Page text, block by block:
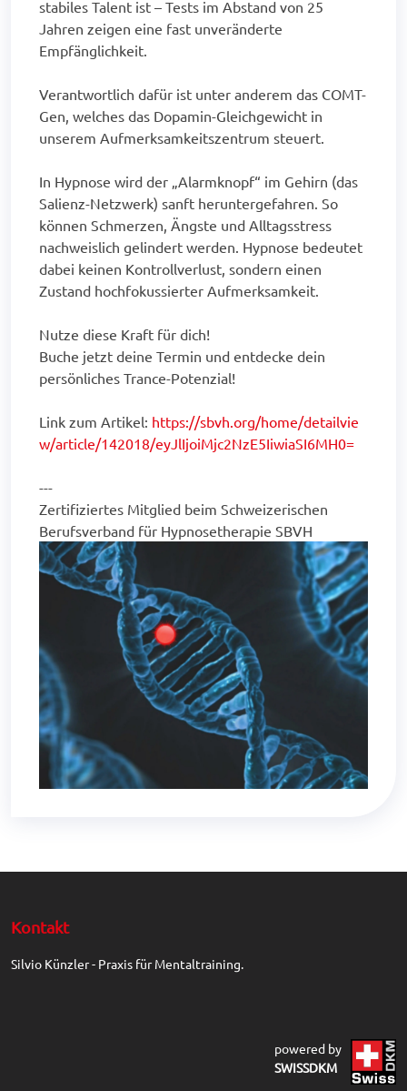
stabiles Talent ist – Tests im Abstand von 25
Jahren zeigen eine fast unveränderte
Empfänglichkeit.
Verantwortlich dafür ist unter anderem das COMT-
Gen, welches das Dopamin-Gleichgewicht in
unserem Aufmerksamkeitszentrum steuert.
In Hypnose wird der „Alarmknopf“ im Gehirn (das
Salienz-Netzwerk) sanft heruntergefahren. So
können Schmerzen, Ängste und Alltagsstress
nachweislich gelindert werden. Hypnose bedeutet
dabei keinen Kontrollverlust, sondern einen
Zustand hochfokussierter Aufmerksamkeit.
Nutze diese Kraft für dich!
Buche jetzt deine Termin und entdecke dein
persönliches Trance-Potenzial!
Link zum Artikel: https://sbvh.org/home/detailvie
w/article/142018/eyJlIjoiMjc2NzE5IiwiaSI6MH0=
---
Zertifiziertes Mitglied beim Schweizerischen
Berufsverband für Hypnosetherapie SBVH
Kontakt
Silvio Künzler - Praxis für Mentaltraining.
powered by
SWISSDKM